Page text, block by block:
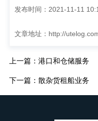
发布时间：2021-11-11
文章地址： http://
上一篇：港口和仓储服务
下一篇：散杂货租船业务